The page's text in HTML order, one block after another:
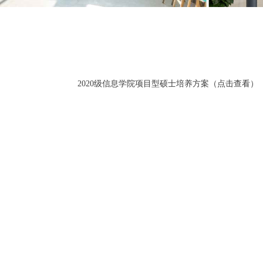
2020级信息学院项目型硕士培养方案（点击查看）